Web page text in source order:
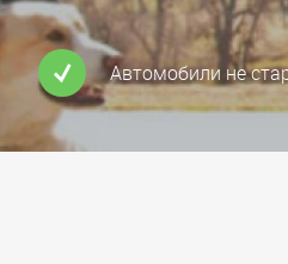
Автомобили не